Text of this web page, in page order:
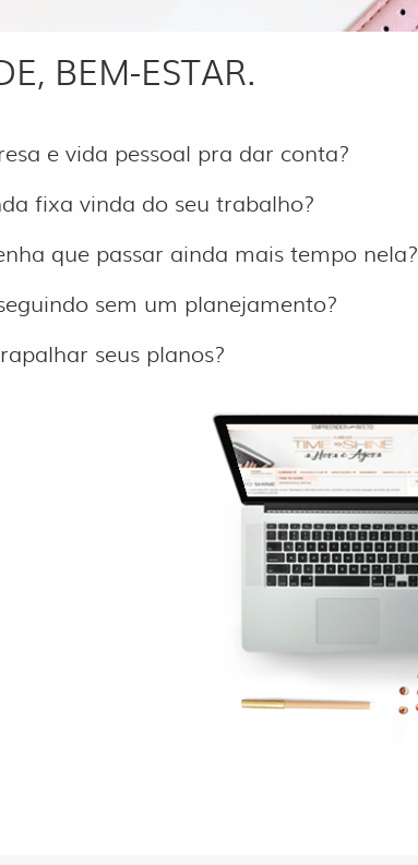
BEM-ESTAR.
e vida pessoal pra dar conta?
fixa vinda do seu trabalho?
que passar ainda mais tempo nela?
sem um planejamento?
seus planos?